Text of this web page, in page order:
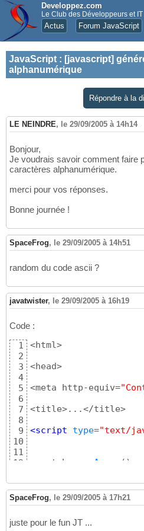
Developpez.com
Le Club des Développeurs et
Actus Forum JavaScript
JavaScript : [javascript]
alphanumérique
Répondre à la
LE NEINDRE, le 29/09/2005 à 14h14
Bonjour,
Je voudrais savoir comment faire
caractères alphanumérique.
merci pour vos réponses.
Bonne journée !
SpaceFrog, le 29/09/2005 à 14h51
random du code ascii ?
javatwister, le 29/09/2005 à 16h19
Code :
1
2
3
4
5
6
7
8
9
10
11
12
14
15
16
18
<html>
<head>
<meta http-equiv=
<title>...</title>
<script type="text/
tab= Array ( )
function random (disp
	tab.
SpaceFrog, le 29/09/2005 à 17h21
juste pour le fun JT ...